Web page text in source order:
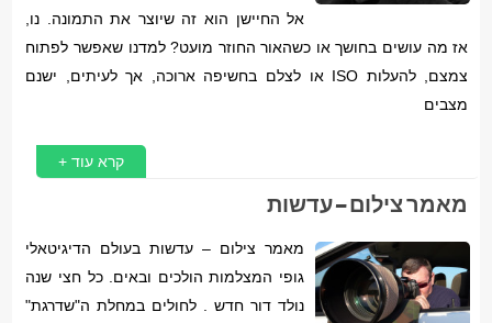
אל החיישן הוא זה שיוצר את התמונה. נו,
אז מה עושים בחושך או כשהאור החוזר מועט? למדנו שאפשר לפתוח
צמצם, להעלות ISO או לצלם בחשיפה ארוכה, אך לעיתים, ישנם
מצבים
קרא עוד +
מאמר צילום – עדשות
מאמר צילום – עדשות בעולם הדיגיטאלי
גופי המצלמות הולכים ובאים. כל חצי שנה
נולד דור חדש . לחולים במחלת ה"שדרגת"